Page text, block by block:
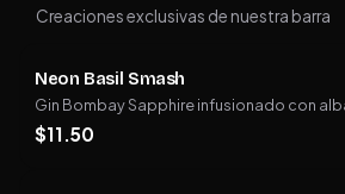
Creaciones exclusivas de nuestra barra
Neon Basil Smash
Gin Bombay Sapphire infusionado con
$11.50